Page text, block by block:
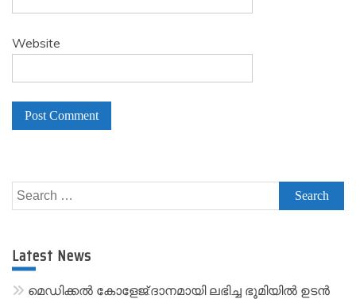
Website
l
n
a
Search
for:
Latest News
മെഡിക്കൽ കോളേജ്:ദാനമായി ലഭിച്ച ഭൂമിയിൽ ഉടൻ